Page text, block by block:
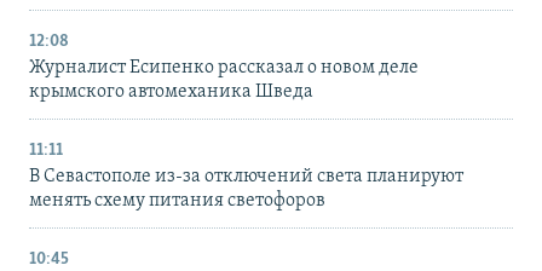
12:08
Журналист Есипенко рассказал о новом деле
крымского автомеханика Шведа
11:11
В Севастополе из-за отключений света планируют
менять схему питания светофоров
10:45